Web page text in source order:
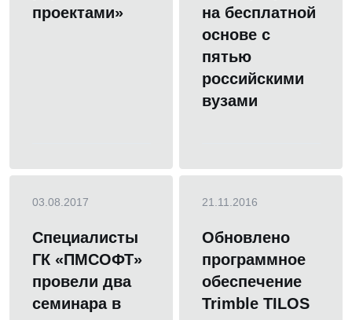
проектами»
на бесплатной
основе с
пятью
российскими
вузами
03.08.2017
Специалисты
ГК «ПМСОФТ»
провели два
семинара в
21.11.2016
Обновлено
программное
обеспечение
Trimble TILOS